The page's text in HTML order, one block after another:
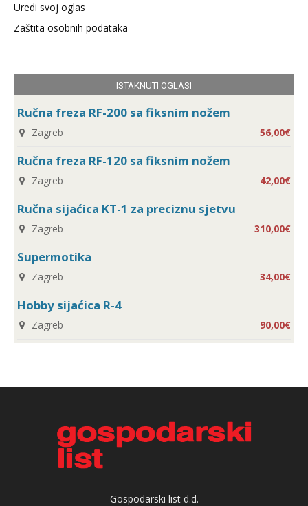
Uredi svoj oglas
Zaštita osobnih podataka
ISTAKNUTI OGLASI
Ručna freza RF-200 sa fiksnim nožem
Zagreb 56,00€
Ručna freza RF-120 sa fiksnim nožem
Zagreb 42,00€
Ručna sijaćica KT-1 za preciznu sjetvu
Zagreb 310,00€
Supermotika
Zagreb 34,00€
Hobby sijaćica R-4
Zagreb 90,00€
Gospodarski list d.d.